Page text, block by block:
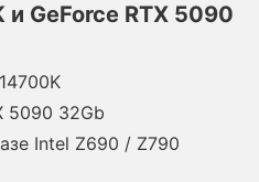
GeForce RTX 5090
5090 32Gb
Intel Z690 / Z790